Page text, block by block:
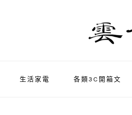
生活家電 各類3C開箱文